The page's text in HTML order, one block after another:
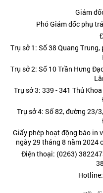
Giám
Phó Giám đốc phụ
Trụ sở 1: Số 38 Quang
Trụ sở 2: Số 10 Trần Hưng
Trụ sở 3: 339 - 341 Thủ
Trụ sở 4: Số 82, đường 23/
Giấy phép hoạt động báo in
ngày 29 tháng 8 năm 2024
Điện thoại: (0263)